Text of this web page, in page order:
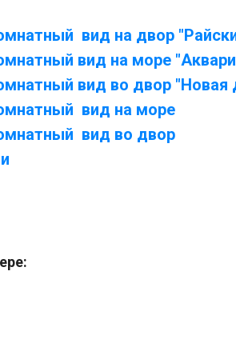
вид на двор
вид на море
вид во двор "Новая
вид на море
вид во двор